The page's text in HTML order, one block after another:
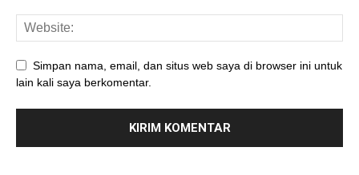
Simpan nama, email, dan situs web saya di browser ini untuk
lain kali saya berkomentar.